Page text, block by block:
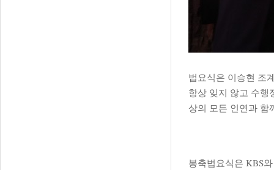
법요식은 이승현 조
항상 잊지 않고 수행
상의 모든 인연과 함
봉축법요식은 KBS